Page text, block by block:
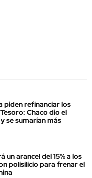
piden refinanciar los
Chaco dio el
se sumarían más
un arancel del 15% a los
polisilicio para frenar el